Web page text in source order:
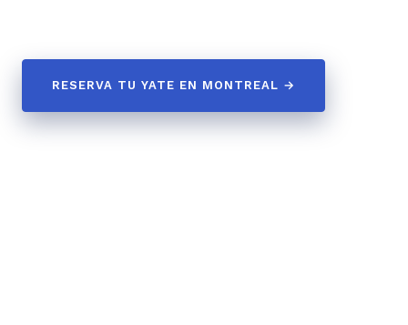
RESERVA TU YATE EN MONTREAL →